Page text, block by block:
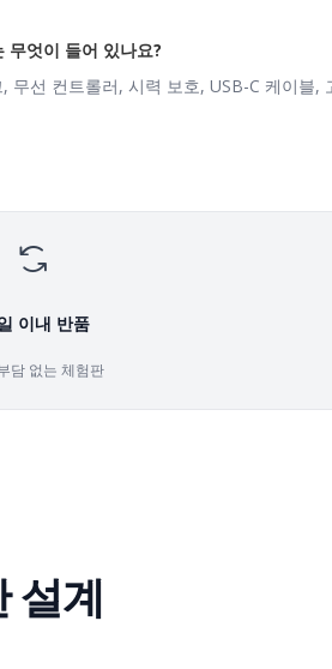
무엇이 들어 있나요?
무선 컨트롤러, 시력 보호, USB-C 케이블,
이내 반품
담 없는 체험판
설계